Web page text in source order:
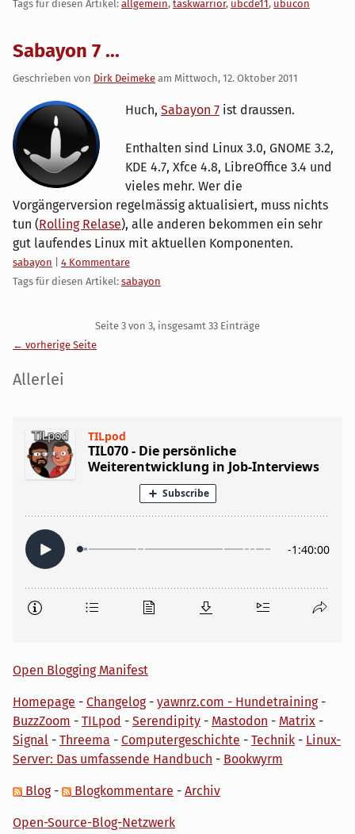
Tags für diesen Artikel: allgemein, taskwarrior, ubcde11, ubucon
Sabayon 7 ...
Geschrieben von Dirk Deimeke am Mittwoch, 12. Oktober 2011
Huch, Sabayon 7 ist draussen.
Enthalten sind Linux 3.0, GNOME 3.2,
KDE 4.7, Xfce 4.8, LibreOffice 3.4 und
vieles mehr. Wer die
Vorgängerversion regelmässig aktualisiert, muss nichts
tun (Rolling Relase), alle anderen bekommen ein sehr
gut laufendes Linux mit aktuellen Komponenten.
Kategorien:
sabayon
4 Kommentare
Tags für diesen Artikel: sabayon
Seite 3 von 3, insgesamt 33 Einträge
← vorherige Seite
Seitenleiste
Allerlei
Open Blogging Manifest
Homepage - Changelog- yawnrz.com - Hundetraining-
BuzzZoom - TILpod - Serendipity - Mastodon - Matrix -
Signal - Threema - Computergeschichte - Technik - Linux-
Server: Das umfassende Handbuch - Bookwyrm
Blog- Blogkommentare - Archiv
Open-Source-Blog-Netzwerk